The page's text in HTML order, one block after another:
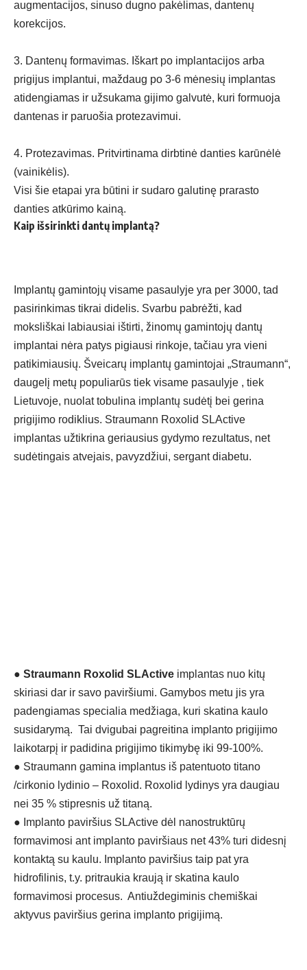
augmentacijos, sinuso dugno pakėlimas, dantenų
korekcijos.
3. Dantenų formavimas. Iškart po implantacijos arba
prigijus implantui, maždaug po 3-6 mėnesių implantas
atidengiamas ir užsukama gijimo galvutė, kuri formuoja
dantenas ir paruošia protezavimui.
4. Protezavimas. Pritvirtinama dirbtinė danties karūnėlė
(vainikėlis).
Visi šie etapai yra būtini ir sudaro galutinę prarasto
danties atkūrimo kainą.
Kaip išsirinkti dantų implantą?
Implantų gamintojų visame pasaulyje yra per 3000, tad
pasirinkimas tikrai didelis. Svarbu pabrėžti, kad
moksliškai labiausiai ištirti, žinomų gamintojų dantų
implantai nėra patys pigiausi rinkoje, tačiau yra vieni
patikimiausių. Šveicarų implantų gamintojai „Straumann“,
daugelį metų populiarūs tiek visame pasaulyje , tiek
Lietuvoje, nuolat tobulina implantų sudėtį bei gerina
prigijimo rodiklius. Straumann Roxolid SLActive
implantas užtikrina geriausius gydymo rezultatus, net
sudėtingais atvejais, pavyzdžiui, sergant diabetu.
● Straumann Roxolid SLActive implantas nuo kitų
skiriasi dar ir savo paviršiumi. Gamybos metu jis yra
padengiamas specialia medžiaga, kuri skatina kaulo
susidarymą. Tai dvigubai pagreitina implanto prigijimo
laikotarpį ir padidina prigijimo tikimybę iki 99-100%.
● Straumann gamina implantus iš patentuoto titano
/cirkonio lydinio – Roxolid. Roxolid lydinys yra daugiau
nei 35 % stipresnis už titaną.
● Implanto paviršius SLActive dėl nanostruktūrų
formavimosi ant implanto paviršiaus net 43% turi didesnį
kontaktą su kaulu. Implanto paviršius taip pat yra
hidrofilinis, t.y. pritraukia kraują ir skatina kaulo
formavimosi procesus. Antiuždegiminis chemiškai
aktyvus paviršius gerina implanto prigijimą.